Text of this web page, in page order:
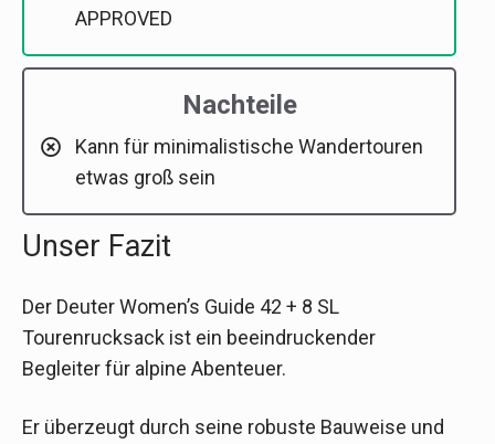
APPROVED
Nachteile
Kann für minimalistische Wandertouren
etwas groß sein
Unser Fazit
Der Deuter Women’s Guide 42 + 8 SL
Tourenrucksack ist ein beeindruckender
Begleiter für alpine Abenteuer.
Er überzeugt durch seine robuste Bauweise und